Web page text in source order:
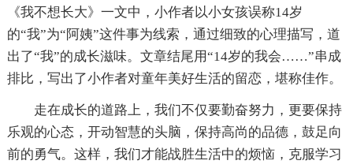
《我不想长大》一文中，小作者以小女孩误称14岁
的“我”为“阿姨”这件事为线索，通过细致的心理描写，道
出了“我”的成长滋味。文章结尾用“14岁的我会……”串成
排比，写出了小作者对童年美好生活的留恋，堪称佳作。
走在成长的道路上，我们不仅要勤奋努力，更要保持
乐观的心态，开动智慧的头脑，保持高尚的品德，鼓足向
前的勇气。这样，我们才能战胜生活中的烦恼，克服学习